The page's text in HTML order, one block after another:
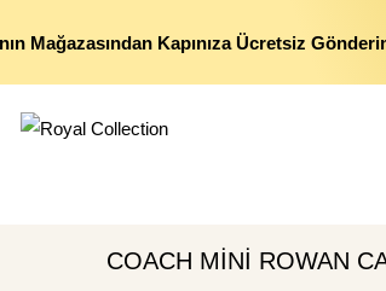
Mağazasından Kapınıza Ücretsiz
COACH MINI ROWAN